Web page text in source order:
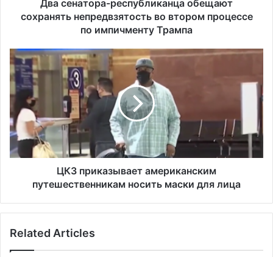
е
с
л
и
а
о
е
Два сенатора-республиканца обещают
сохранять непредвзятость во втором процессе
по импичменту Трампа
Ц
К
З
п
и
к
з
а
ЦКЗ приказывает американским
путешественникам носить маски для лица
Related Articles